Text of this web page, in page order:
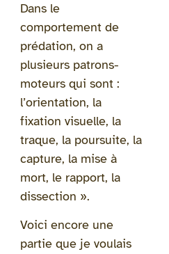
Dans le
comportement de
prédation, on a
plusieurs patrons-
moteurs qui sont :
l’orientation, la
fixation visuelle, la
traque, la poursuite, la
capture, la mise à
mort, le rapport, la
dissection ».
Voici encore une
partie que je voulais